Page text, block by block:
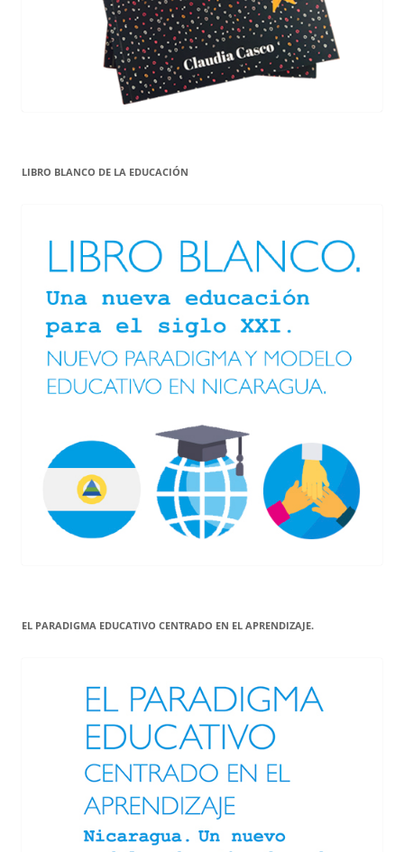
LIBRO BLANCO DE LA EDUCACIÓN
EL PARADIGMA EDUCATIVO CENTRADO EN EL APRENDIZAJE.